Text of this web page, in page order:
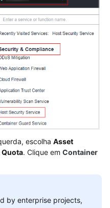
escolha Asset
. Clique em Container
by enterprise projects,